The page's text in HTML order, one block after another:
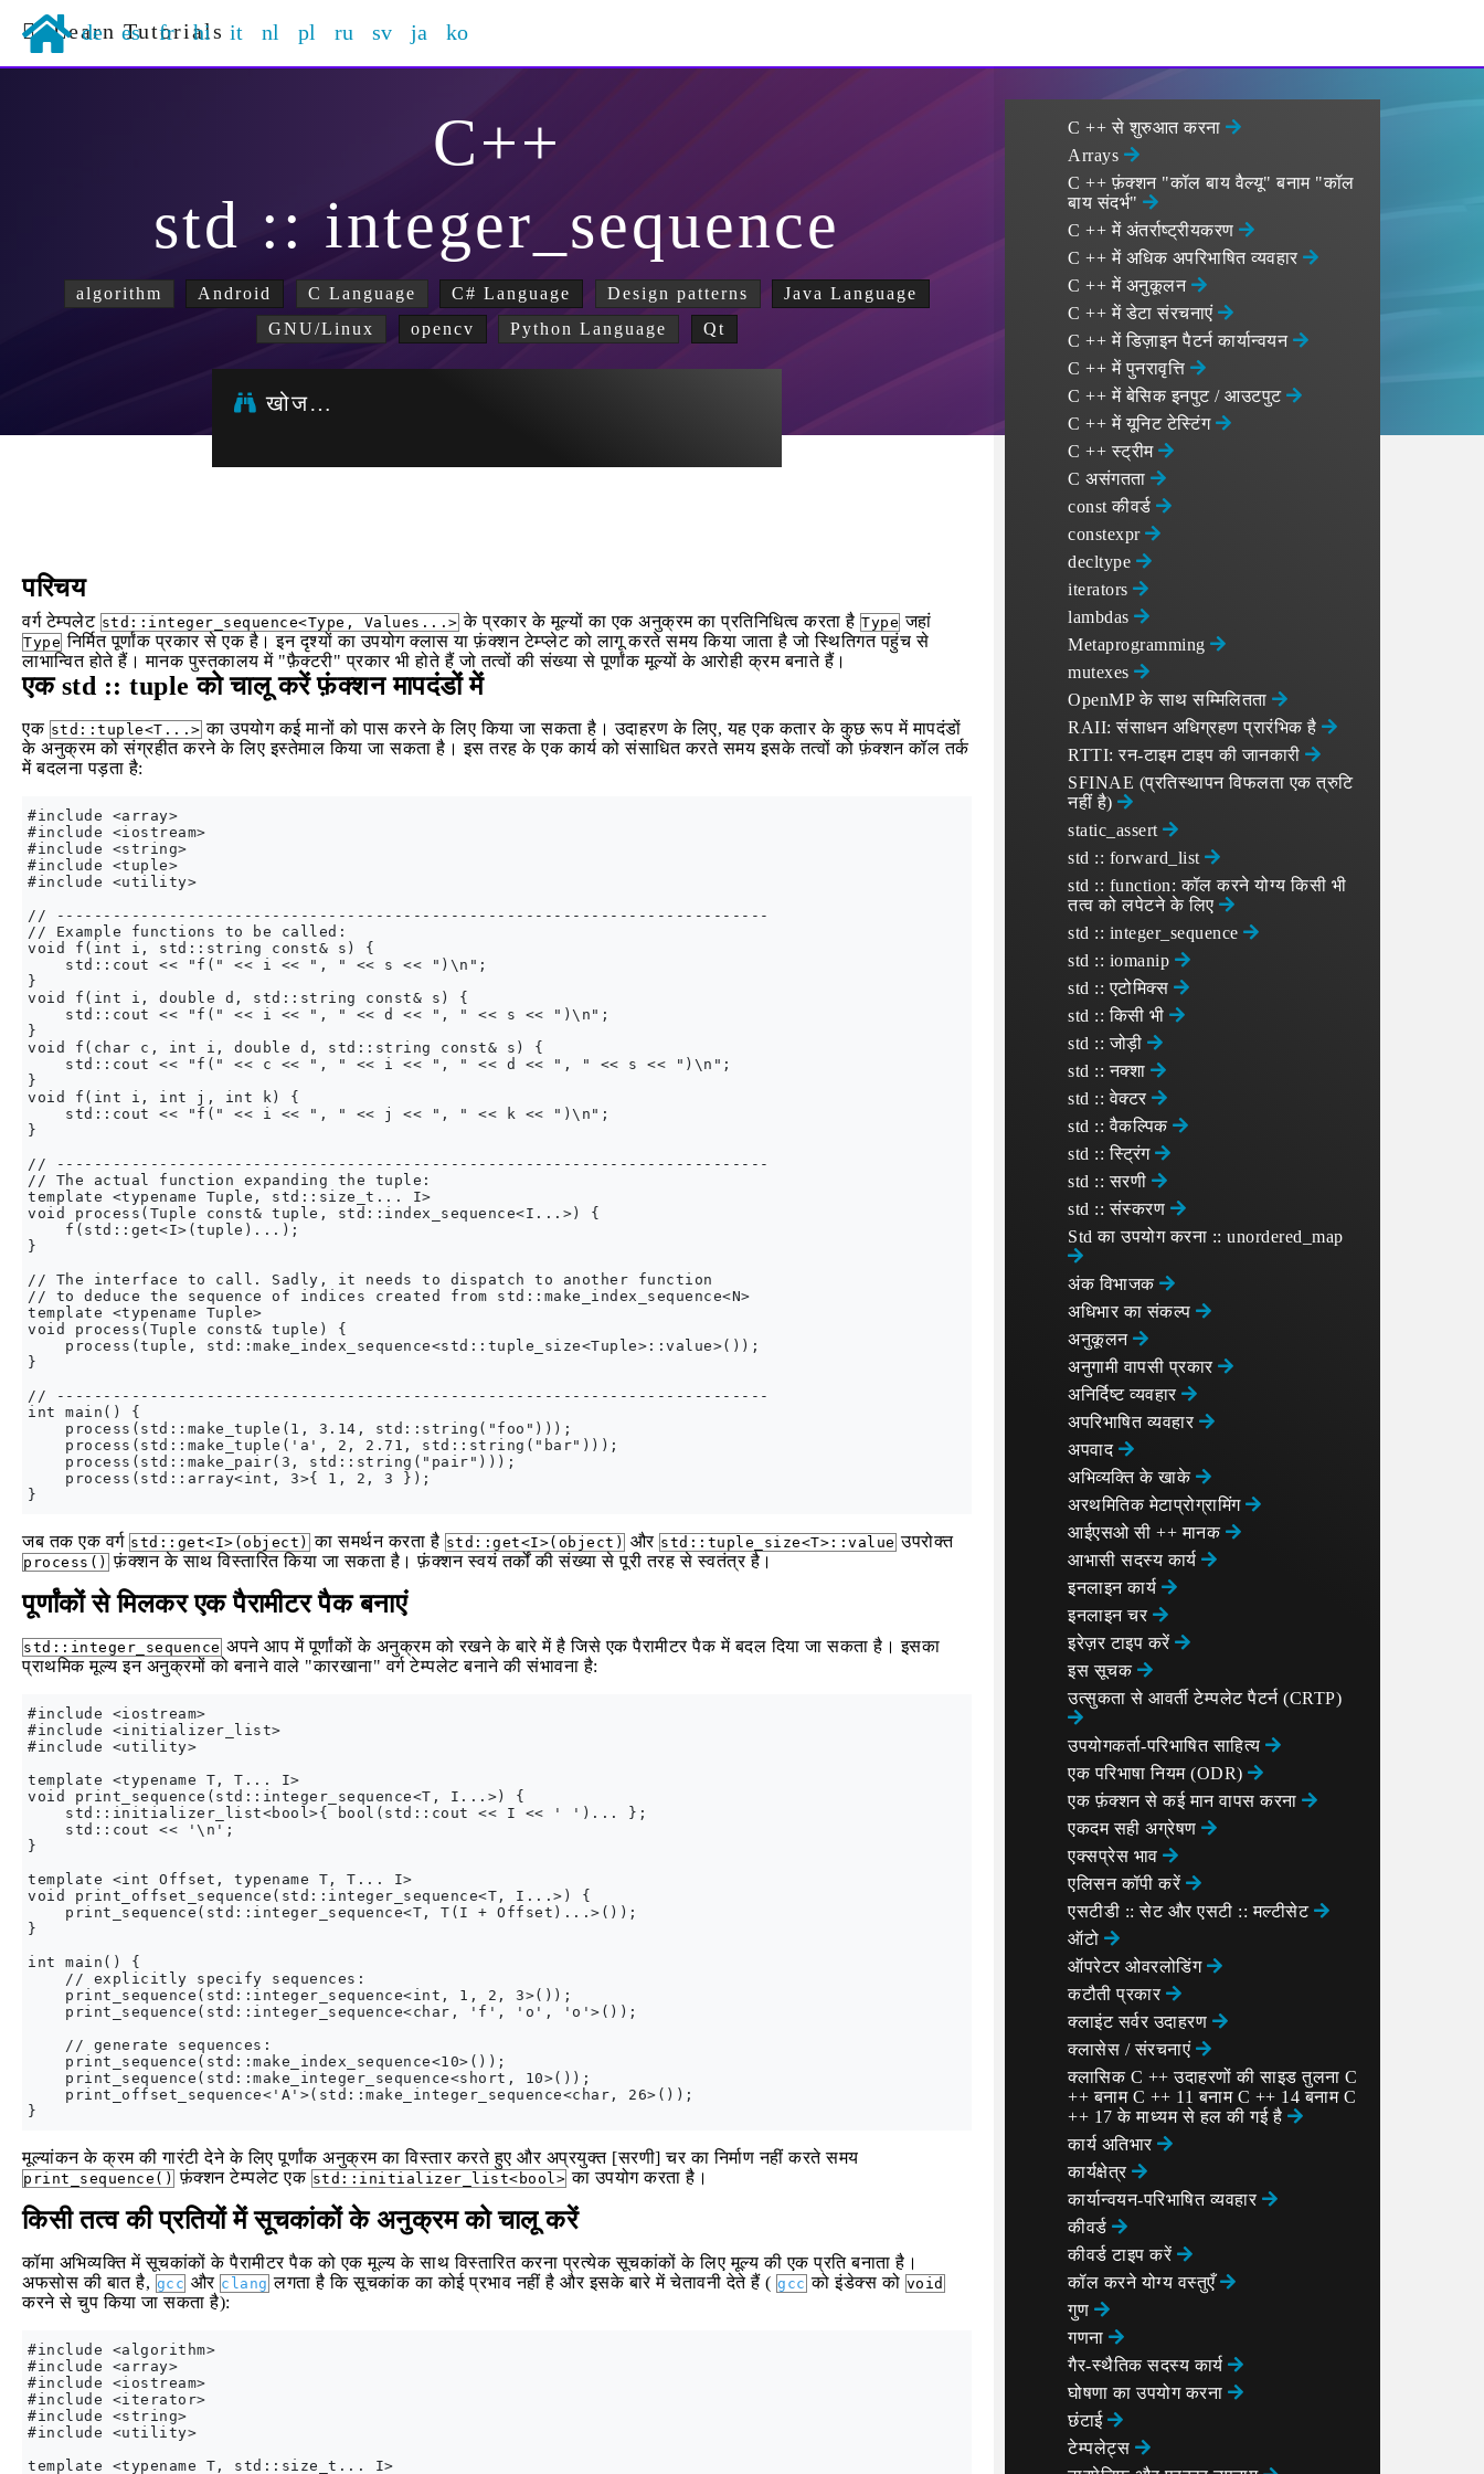
Learn Tutorials
de es fr hi it nl pl ru sv ja ko
C++
std :: integer_sequence
algorithm Android C Language C# Language Design patterns
Java Language
GNU/Linux
opencv Python Language Qt
खोज…
परिचय
वर्ग टेम्पलेट std::integer_sequence<Type, Values...> के प्रकार के मूल्यों का एक अनुक्रम का प्रतिनिधित्व करता है Type जहां
Type निर्मित पूर्णांक प्रकार से एक है। इन दृश्यों का उपयोग क्लास या फ़ंक्शन टेम्प्लेट को लागू करते समय किया जाता है जो स्थितिगत पहुंच से
लाभान्वित होते हैं। मानक पुस्तकालय में "फ़ैक्टरी" प्रकार भी होते हैं जो तत्वों की संख्या से पूर्णांक मूल्यों के आरोही क्रम बनाते हैं।
एक std :: tuple को चालू करेंफ़ंक्शन मापदंडों में
एक std::tuple<T...> का उपयोग कई मानों को पास करने के लिए किया जा सकता है। उदाहरण के लिए, यह एक कतार के कुछ रूप में मापदंडों
के अनुक्रम को संग्रहीत करने के लिए इस्तेमाल किया जा सकता है। इस तरह के एक कार्य को संसाधित करते समय इसके तत्वों को फ़ंक्शन कॉल तर्क
में बदलना पड़ता है:
#include <array>
#include <iostream>
#include <string>
#include <tuple>
#include <utility>
// ----------------------------------------------------------------------------
// Example functions to be called:
void f(int i, std::string const& s) {
    std::cout << "f(" << i << ", " << s << ")\n";
}
void f(int i, double d, std::string const& s) {
    std::cout << "f(" << i << ", " << d << ", " << s << ")\n";
}
void f(char c, int i, double d, std::string const& s) {
    std::cout << "f(" << c << ", " << i << ", " << d << ", " << s << ")\n";
}
void f(int i, int j, int k) {
    std::cout << "f(" << i << ", " << j << ", " << k << ")\n";
}
// ----------------------------------------------------------------------------
// The actual function expanding the tuple:
template <typename Tuple, std::size_t... I>
void process(Tuple const& tuple, std::index_sequence<I...>) {
    f(std::get<I>(tuple)...);
}
// The interface to call. Sadly, it needs to dispatch to another function
// to deduce the sequence of indices created from std::make_index_sequence<N>
template <typename Tuple>
void process(Tuple const& tuple) {
    process(tuple, std::make_index_sequence<std::tuple_size<Tuple>::value>());
}
// ----------------------------------------------------------------------------
int main() {
    process(std::make_tuple(1, 3.14, std::string("foo")));
    process(std::make_tuple('a', 2, 2.71, std::string("bar")));
    process(std::make_pair(3, std::string("pair")));
    process(std::array<int, 3>{ 1, 2, 3 });
जब तक एक वर्ग std::get<I>(object) का समर्थन करता है std::get<I>(object) और std::tuple_size<T>::value उपरोक्त
process() फ़ंक्शन के साथ विस्तारित किया जा सकता है। फ़ंक्शन स्वयं तर्कों की संख्या से पूरी तरह से स्वतंत्र है।
पूर्णांकों से मिलकर एक पैरामीटर पैक बनाएं
std::integer_sequence अपने आप में पूर्णांकों के अनुक्रम को रखने के बारे में है जिसे एक पैरामीटर पैक में बदल दिया जा सकता है। इसका
प्राथमिक मूल्य इन अनुक्रमों को बनाने वाले "कारखाना" वर्ग टेम्पलेट बनाने की संभावना है:
#include <iostream>
#include <initializer_list>
#include <utility>
template <typename T, T... I>
void print_sequence(std::integer_sequence<T, I...>) {
    std::initializer_list<bool>{ bool(std::cout << I << ' ')... };
    std::cout << '\n';
}
template <int Offset, typename T, T... I>
void print_offset_sequence(std::integer_sequence<T, I...>) {
    print_sequence(std::integer_sequence<T, T(I + Offset)...>());
}
int main() {
    // explicitly specify sequences:
    print_sequence(std::integer_sequence<int, 1, 2, 3>());
    print_sequence(std::integer_sequence<char, 'f', 'o', 'o'>());
    // generate sequences:
    print_sequence(std::make_index_sequence<10>());
    print_sequence(std::make_integer_sequence<short, 10>());
    print_offset_sequence<'A'>(std::make_integer_sequence<char, 26>());
मूल्यांकन के क्रम की गारंटी देने के लिए पूर्णांक अनुक्रम का विस्तार करते हुए और अप्रयुक्त [सरणी] चर का निर्माण नहीं करते समय
print_sequence() फ़ंक्शन टेम्पलेट एक std::initializer_list<bool> का उपयोग करता है।
किसी तत्व की प्रतियों में सूचकांकों के अनुक्रम को चालू करें
कॉमा अभिव्यक्ति में सूचकांकों के पैरामीटर पैक को एक मूल्य के साथ विस्तारित करना प्रत्येक सूचकांकों के लिए मूल्य की एक प्रति बनाता है।
अफसोस की बात है, gcc और clang लगता है कि सूचकांक का कोई प्रभाव नहीं है और इसके बारे में चेतावनी देते हैं ( gcc को इंडेक्स को void
करने से चुप किया जा सकता है):
#include <algorithm>
#include <array>
#include <iostream>
#include <iterator>
#include <string>
#include <utility>
template <typename T, std::size_t... I>
C ++ से शुरुआत करना
Arrays
C ++ फ़ंक्शन "कॉल बाय वैल्यू" बनाम "कॉल
बाय संदर्भ"
C ++ में अंतर्राष्ट्रीयकरण
C ++ में अधिक अपरिभाषित व्यवहार
C ++ में अनुकूलन
C ++ में डेटा संरचनाएं
C ++ में डिज़ाइन पैटर्न कार्यान्वयन
C ++ में पुनरावृत्ति
C ++ में बेसिक इनपुट / आउटपुट
C ++ में यूनिट टेस्टिंग
C ++ स्ट्रीम
C असंगतता
const कीवर्ड
constexpr
decltype
iterators
lambdas
Metaprogramming
mutexes
OpenMP के साथ सम्‍मिलितता
RAII: संसाधन अधिग्रहण प्रारंभिक है
RTTI: रन-टाइम टाइप की जानकारी
SFINAE (प्रतिस्थापन विफलता एक त्रुटि
नहीं है)
static_assert
std :: forward_list
std :: function: कॉल करने योग्य किसी भी
तत्व को लपेटने के लिए
std :: integer_sequence
std :: iomanip
std :: एटोमिक्स
std :: किसी भी
std :: जोड़ी
std :: नक्शा
std :: वेक्टर
std :: वैकल्पिक
std :: स्ट्रिंग
std :: सरणी
std :: संस्करण
Std का उपयोग करना :: unordered_map
अंक विभाजक
अधिभार का संकल्प
अनुकूलन
अनुगामी वापसी प्रकार
अनिर्दिष्ट व्यवहार
अपरिभाषित व्यवहार
अपवाद
अभिव्यक्ति के खाके
अरथमितिक मेटाप्रोग्रामिंग
आईएसओ सी ++ मानक
आभासी सदस्य कार्य
इनलाइन कार्य
इनलाइन चर
इरेज़र टाइप करें
इस सूचक
उत्सुकता से आवर्ती टेम्पलेट पैटर्न (CRTP)
उपयोगकर्ता-परिभाषित साहित्य
एक परिभाषा नियम (ODR)
एक फ़ंक्शन से कई मान वापस करना
एकदम सही अग्रेषण
एक्सप्रेस भाव
एलिसन कॉपी करें
एसटीडी :: सेट और एसटी :: मल्टीसेट
ऑटो
ऑपरेटर ओवरलोडिंग
कटौती प्रकार
क्लाइंट सर्वर उदाहरण
क्लासेस / संरचनाएं
क्लासिक C ++ उदाहरणों की साइड तुलना C
++ बनाम C ++ 11 बनाम C ++ 14 बनाम C
++ 17 के माध्यम से हल की गई है
कार्य अतिभार
कार्यक्षेत्र
कार्यान्वयन-परिभाषित व्यवहार
कीवर्ड
कीवर्ड टाइप करें
कॉल करने योग्य वस्तुएँ
गुण
गणना
गैर-स्थैतिक सदस्य कार्य
घोषणा का उपयोग करना
छंटाई
टेम्पलेट्स